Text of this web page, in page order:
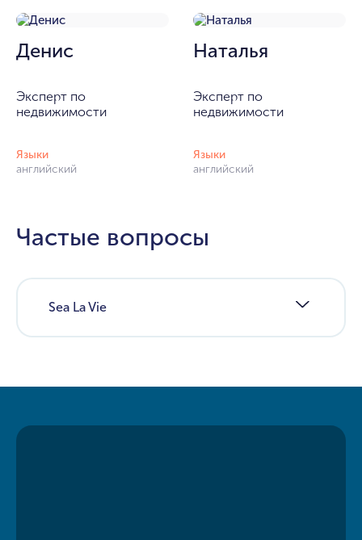
Денис
Эксперт по
недвижимости
Языки
английский
Наталья
Эксперт по
недвижимости
Языки
английский
Частые вопросы
Sea La Vie